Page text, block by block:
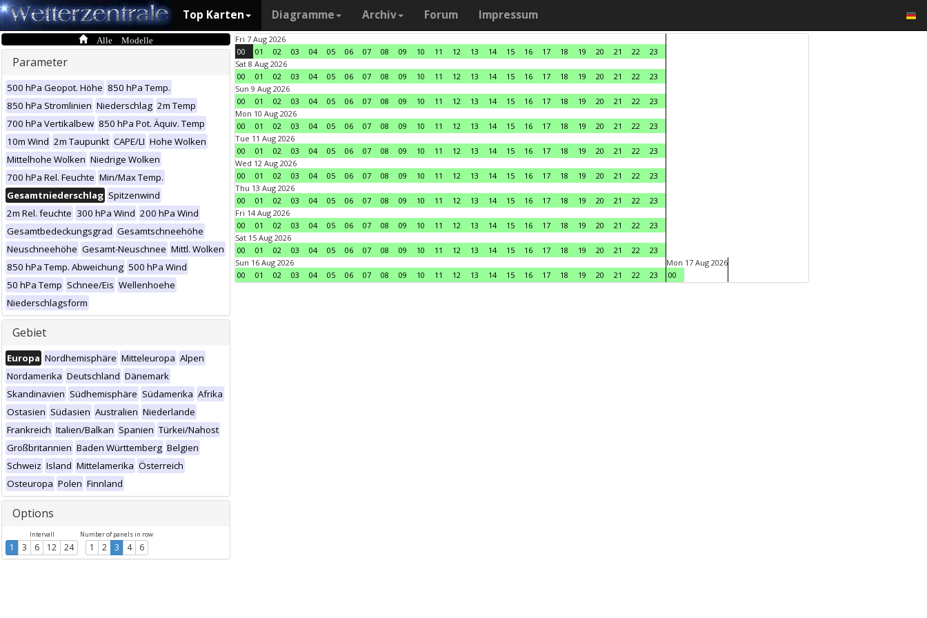
Top Karten Diagramme Archiv Forum Impressum
Alle Modelle
Parameter
500 hPa Geopot. Höhe 850 hPa Temp.
850 hPa Stromlinien Niederschlag 2m Temp
700 hPa Vertikalbew 850 hPa Pot. Äquiv. Temp
10m Wind 2m Taupunkt CAPE/LI Hohe Wolken
Mittelhohe Wolken Niedrige Wolken
700 hPa Rel. Feuchte Min/Max Temp.
Gesamtniederschlag Spitzenwind
2m Rel. feuchte 300 hPa Wind 200 hPa Wind
Gesamtbedeckungsgrad Gesamtschneehöhe
Neuschneehöhe Gesamt-Neuschnee Mittl. Wolken
850 hPa Temp. Abweichung 500 hPa Wind
50 hPa Temp Schnee/Eis Wellenhoehe
Niederschlagsform
Gebiet
Europa Nordhemisphäre Mitteleuropa Alpen
Nordamerika Deutschland Dänemark
Skandinavien Südhemisphäre Südamerika Afrika
Ostasien Südasien Australien Niederlande
Frankreich Italien/Balkan Spanien Türkei/Nahost
Großbritannien Baden Württemberg Belgien
Schweiz Island Mittelamerika Österreich
Osteuropa Polen Finnland
Options
Intervall
1 3 6 12 24
Number of panels in row
1 2 3 4 6
Fri 7 Aug 2026
00
01 02 03 04 05 06 07 08 09 10 11 12 13 14 15 16 17 18 19 20 21 22
23
Sat 8 Aug 2026
00
01 02 03 04 05 06 07 08 09 10 11 12 13 14 15 16 17 18 19 20 21 22
23
Sun 9 Aug 2026
00
01 02 03 04 05 06 07 08 09 10 11 12 13 14 15 16 17 18 19 20 21 22
23
Mon 10 Aug 2026
00
01 02 03 04 05 06 07 08 09 10 11 12 13 14 15 16 17 18 19 20 21 22
23
Tue 11 Aug 2026
00
01 02 03 04 05 06 07 08 09 10 11 12 13 14 15 16 17 18 19 20 21 22
23
Wed 12 Aug 2026
00
01 02 03 04 05 06 07 08 09 10 11 12 13 14 15 16 17 18 19 20 21 22
23
Thu 13 Aug 2026
00
01 02 03 04 05 06 07 08 09 10 11 12 13 14 15 16 17 18 19 20 21 22
23
Fri 14 Aug 2026
00
01 02 03 04 05 06 07 08 09 10 11 12 13 14 15 16 17 18 19 20 21 22
23
Sat 15 Aug 2026
00
01 02 03 04 05 06 07 08 09 10 11 12 13 14 15 16 17 18 19 20 21 22
23
Sun 16 Aug 2026
00
01 02 03 04 05 06 07 08 09 10 11 12 13 14 15 16 17 18 19 20 21 22 23
Mon 17 Aug 2026
00